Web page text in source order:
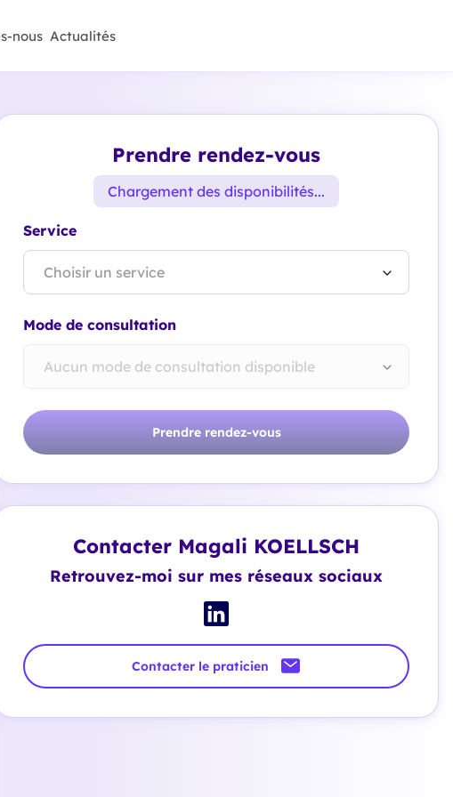
nous Actualités
Prendre rendez-vous
Chargement des disponibilités...
Service
Choisir un service
Mode de consultation
Aucun mode de consultation disponible
Prendre rendez-vous
Contacter Magali KOELLSCH
Retrouvez-moi sur mes réseaux sociaux
Contacter le praticien